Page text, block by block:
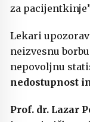
za
Lekari
neizvesnu
nepovoljnu
nedostupnost
Prof. dr. Lazar